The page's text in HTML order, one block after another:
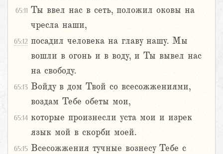
65:11 Ты ввел нас в сеть, положил оковы на
чресла наши,
65:12 посадил человека на главу нашу. Мы
вошли в огонь и в воду, и Ты вывел нас
на свободу.
65:13 Войду в дом Твой со всесожжениями,
воздам Тебе обеты мои,
65:14 которые произнесли уста мои и изрек
язык мой в скорби моей.
65:15 Всесожжения тучные вознесу Тебе с